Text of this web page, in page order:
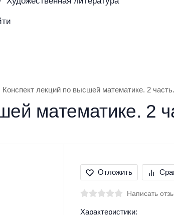
Конспект лекций по высшей математике. 2
математике. 2
Отложить
Написать
Характеристики: